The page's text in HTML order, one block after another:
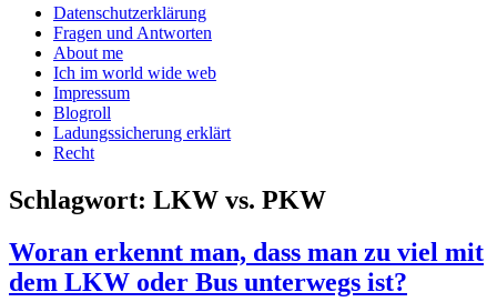
Facebook
anzeigen
Twitter
anzeigen
auf
Instagram
anzeigen
Main
menu
Skip
content
Datenschutzerklärung
Fragen und Antworten
About me
Ich im world wide web
Impressum
Blogroll
Ladungssicherung erklärt
Recht
Schlagwort: LKW vs. PKW
Woran erkennt man, dass man zu viel mit
dem LKW oder Bus unterwegs ist?